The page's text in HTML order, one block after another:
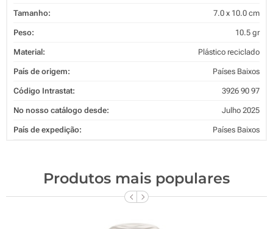
Tamanho: 7.0 x 10.0 cm
Peso: 10.5 gr
Material: Plástico reciclado
País de origem: Países Baixos
Código Intrastat: 3926 90 97
No nosso catálogo desde: Julho 2025
País de expedição: Países Baixos
Produtos mais populares